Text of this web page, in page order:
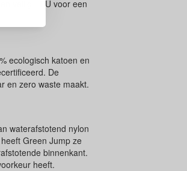
veilig TPU voor een
ecologisch katoen en
De
en zero waste maakt.
waterafstotend nylon
Green Jump ze
binnenkant.
heeft.